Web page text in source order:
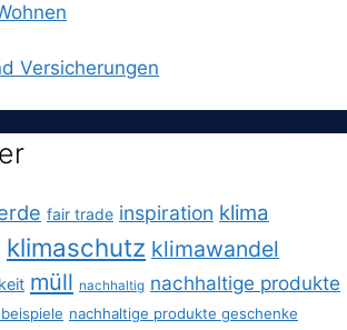
Versicherungen
fair trade inspiration klima
klimaschutz klimawandel
müll nachhaltig nachhaltige produkte
nachhaltige produkte geschenke